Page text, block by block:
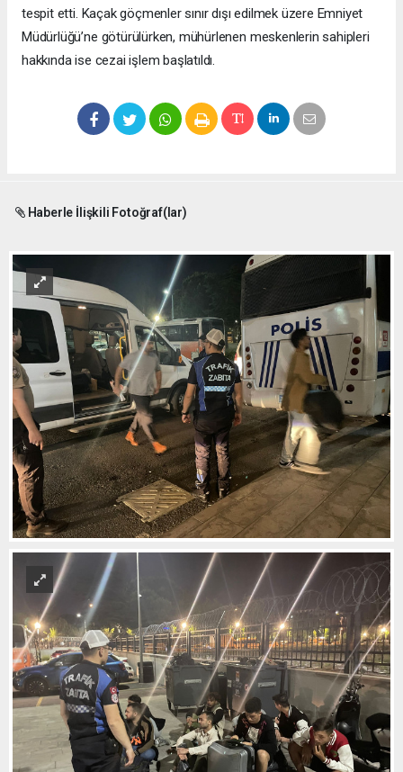
tespit etti. Kaçak göçmenler sınır dışı edilmek üzere Emniyet
Müdürlüğü’ne götürülürken, mühürlenen meskenlerin sahipleri
hakkında ise cezai işlem başlatıldı.
Haberle İlişkili Fotoğraf(lar)